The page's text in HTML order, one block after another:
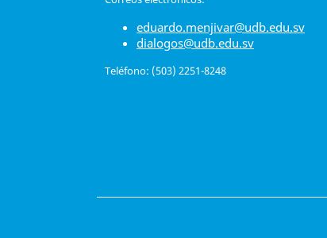
eduardo.menjivar@udb.edu.sv
dialogos@udb.edu.sv
Teléfono: (503) 2251-8248